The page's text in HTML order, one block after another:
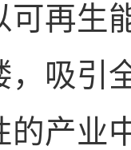
可再生
，吸引
的产业